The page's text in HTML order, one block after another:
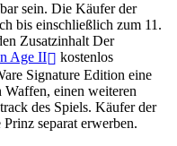
sein. Die Käufer der
bis einschließlich zum 11.
Zusatzinhalt Der
Age II
kostenlos
Signature Edition eine
einen weiteren
des Spiels. Käufer der
separat erwerben.